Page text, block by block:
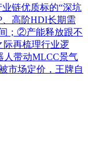
链优质标的“深坑
高阶HDI长期需
；②产能释放跟不
际再梳理行业逻
带动MLCC景气
市场定价，王牌自